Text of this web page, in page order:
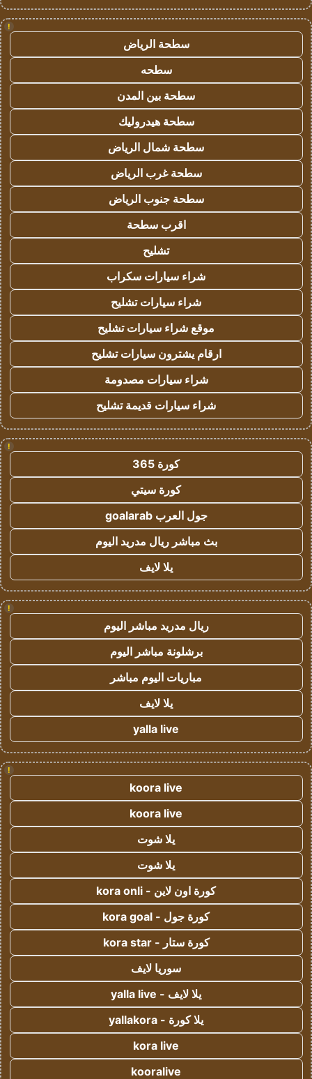
!
سطحة الرياض
سطحه
سطحة بين المدن
سطحة هيدروليك
سطحة شمال الرياض
سطحة غرب الرياض
سطحة جنوب الرياض
اقرب سطحة
تشليح
شراء سيارات سكراب
شراء سيارات تشليح
موقع شراء سيارات تشليح
ارقام يشترون سيارات تشليح
شراء سيارات مصدومة
شراء سيارات قديمة تشليح
!
كورة 365
كورة سيتي
جول العرب goalarab
بث مباشر ريال مدريد اليوم
يلا لايف
!
ريال مدريد مباشر اليوم
برشلونة مباشر اليوم
مباريات اليوم مباشر
يلا لايف
yalla live
!
koora live
koora live
يلا شوت
يلا شوت
كورة اون لاين - kora onli
كورة جول - kora goal
كورة ستار - kora star
سوريا لايف
يلا لايف - yalla live
يلا كورة - yallakora
kora live
kooralive